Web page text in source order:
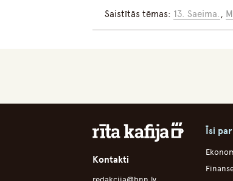
Saistītās tēmas: 13. Saeima.,
Kontakti
Īsi